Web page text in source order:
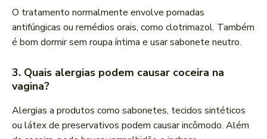
O tratamento normalmente envolve pomadas
antifúngicas ou remédios orais, como clotrimazol. Também
é bom dormir sem roupa íntima e usar sabonete neutro.
3. Quais alergias podem causar coceira na
vagina?
Alergias a produtos como sabonetes, tecidos sintéticos
ou látex de preservativos podem causar incômodo. Além